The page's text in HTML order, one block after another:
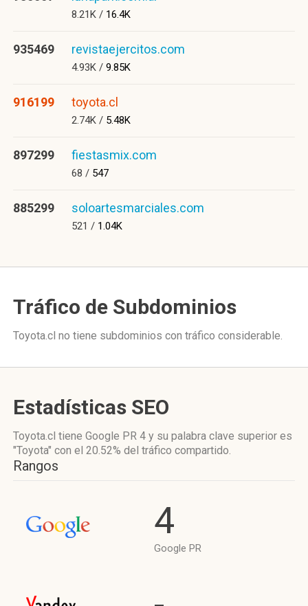
8.21K / 16.4K
935469 revistaejercitos.com
4.93K / 9.85K
916199 toyota.cl
2.74K / 5.48K
897299 fiestasmix.com
68 / 547
885299 soloartesmarciales.com
521 / 1.04K
Tráfico de Subdominios
Toyota.cl no tiene subdominios con tráfico considerable.
Estadísticas SEO
Toyota.cl tiene Google PR 4 y su palabra clave superior es
"Toyota" con el 20.52% del tráfico compartido.
Rangos
4
Google PR